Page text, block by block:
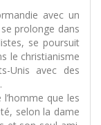
avec un
prolonge dans
se poursuit
le christianisme
Unis avec des
que les
selon la dame